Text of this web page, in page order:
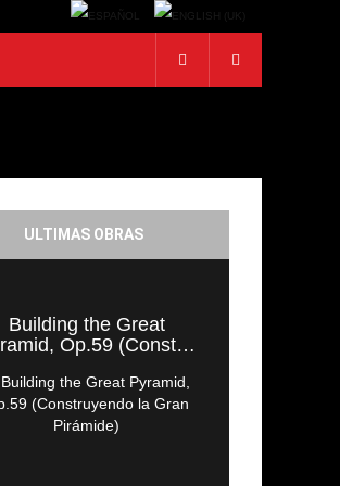
ULTIMAS OBRAS
Building the Great
Op.59 (Const…